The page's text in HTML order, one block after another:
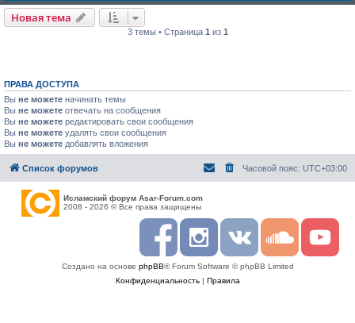
Новая тема
3 темы • Страница 1 из 1
ПРАВА ДОСТУПА
Вы не можете начинать темы
Вы не можете отвечать на сообщения
Вы не можете редактировать свои сообщения
Вы не можете удалять свои сообщения
Вы не можете добавлять вложения
Список форумов Часовой пояс: UTC+03:00
Исламский форум Asar-Forum.com
2008 - 2026 © Все права защищены
F
c
e
o
I
s
t
a
g
R
S
S
u
n
Y
u
Создано на основе phpBB® Forum Software © phpBB Limited
Конфиденциальность| Правила